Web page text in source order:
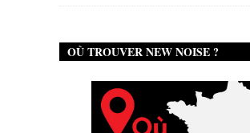
OÙ TROUVER NEW NOISE ?